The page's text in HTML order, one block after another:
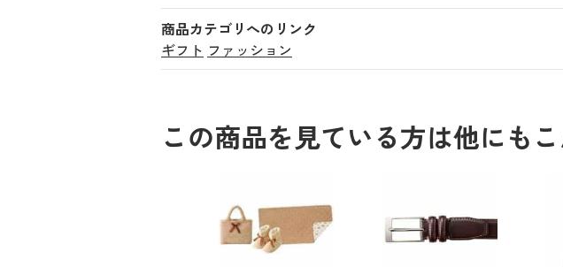
商品カテゴリへのリンク
ギフト ファッション
この商品を見ている方は他にも